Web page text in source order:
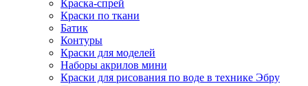
Краска-спрей
Краски по ткани
Батик
Контуры
Краски для моделей
Наборы акрилов мини
Краски для рисования по воде в технике Эбру